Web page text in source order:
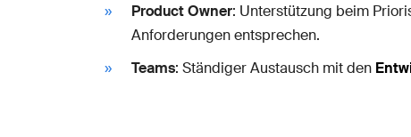
Product Owner: Unterstützung beim
Anforderungen entsprechen.
Teams: Ständiger Austausch mit den